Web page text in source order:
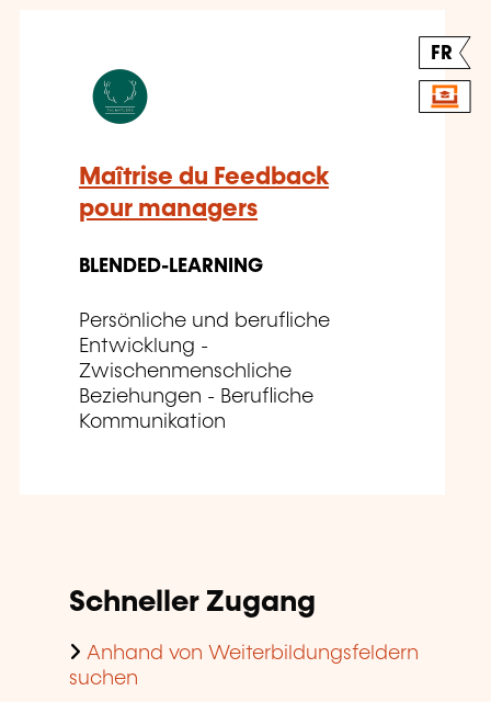
FR
Maîtrise du Feedback
pour managers
BLENDED-LEARNING
Persönliche und berufliche
Entwicklung -
Zwischenmenschliche
Beziehungen - Berufliche
Kommunikation
Schneller Zugang
Anhand von Weiterbildungsfeldern
suchen